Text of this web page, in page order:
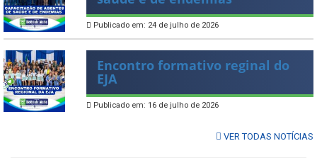
Publicado em: 24 de julho de 2026
Encontro formativo reginal do
EJA
Publicado em: 16 de julho de 2026
VER TODAS NOTÍCIAS